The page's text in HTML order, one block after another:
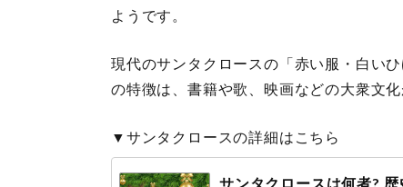
ようです。
現代のサンタクロースの「赤い服・白い
の特徴は、書籍や歌、映画などの大衆文
▼サンタクロースの詳細はこちら
サンタクロースは何者?